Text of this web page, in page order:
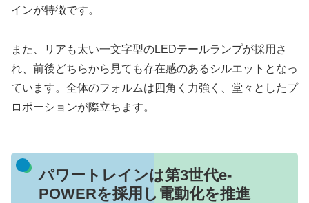
インが特徴です。
また、リアも太い一文字型のLEDテールランプが採用さ
れ、前後どちらから見ても存在感のあるシルエットとなっ
ています。全体のフォルムは四角く力強く、堂々としたプ
ロポーションが際立ちます。
パワートレインは第3世代e-
POWERを採用し電動化を推進